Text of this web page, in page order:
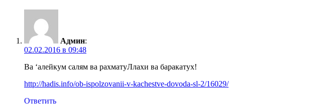
Админ:
02.02.2016 в 09:48
Ва ‘алейкум салям ва рахматуЛлахи ва баракатух!
http://hadis.info/ob-ispolzovanii-v-kachestve-dovoda-sl-2/16029/
Ответить